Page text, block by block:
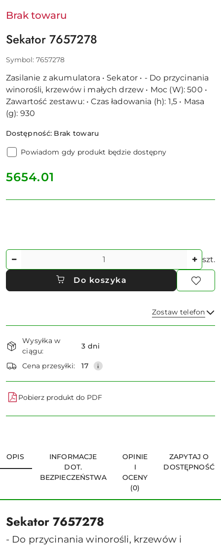
Brak towaru
Sekator 7657278
Symbol: 7657278
Zasilanie z akumulatora • Sekator • - Do przycinania
winorośli, krzewów i małych drzew • Moc (W): 500 •
Zawartość zestawu: • Czas ładowania (h): 1,5 • Masa
(g): 930
Dostępność: Brak towaru
Powiadom gdy produkt będzie dostępny
cena:
5654.01
Ilość szt.
Do koszyka
Zostaw telefon
i
dostawa
Wysyłka w
ciągu:
3 dni
Cena przesyłki: 17
Pobierz produkt do PDF
OPIS
INFORMACJE
DOT.
BEZPIECZEŃSTWA
OPINIE
I
OCENY
(0)
ZAPYTAJ O
DOSTĘPNOŚĆ
Sekator 7657278
- Do przycinania winorośli, krzewów i